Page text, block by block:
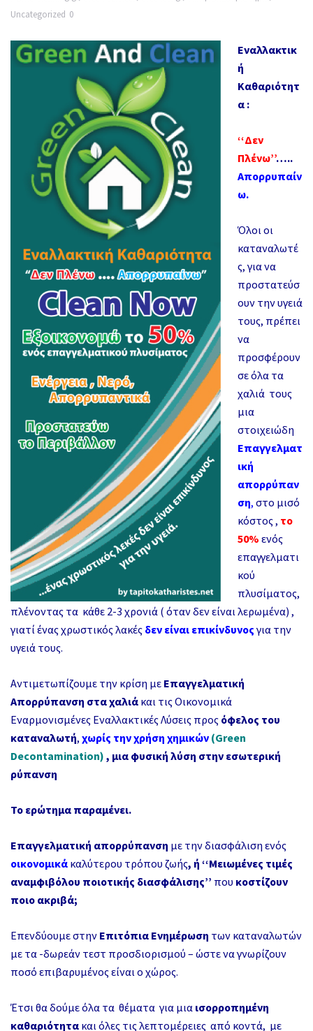
Uncategorized 0
Εναλλακτικ
ή
Καθαριότητ
α :
‘‘Δεν
Πλένω’’…..
Απορρυπαίν
ω.
Όλοι οι
καταναλωτέ
ς, για να
προστατεύσ
ουν την υγειά
τους, πρέπει
να
προσφέρουν
σε όλα τα
χαλιά τους
μια
στοιχειώδη
Επαγγελματ
ική
απορρύπαν
ση, στο μισό
κόστος , το
50% ενός
επαγγελματι
κού
πλυσίματος,
πλένοντας τα κάθε 2-3 χρονιά ( όταν δεν είναι λερωμένα) ,
γιατί ένας χρωστικός λακές δεν είναι επικίνδυνος για την
υγειά τους.
Αντιμετωπίζουμε την κρίση με Επαγγελματική
Απορρύπανση σταχαλιά και τις Οικονομικά
Εναρμονισμένες Εναλλακτικές Λύσεις προς όφελος του
καταναλωτή, χωρίς τηνχρήση χημικών (Green
Decontamination) , μια φυσική λύση στην εσωτερική
ρύπανση
Το ερώτημα παραμένει.
Επαγγελματική απορρύπανση με την διασφάλιση ενός
οικονομικά καλύτερου τρόπου ζωής, ή ‘‘Μειωμένες τιμές
αναμφιβόλου ποιοτικής διασφάλισης’’ που κοστίζουν
ποιο ακριβά;
Επενδύουμε στην Επιτόπια Ενημέρωση των καταναλωτών
με τα -δωρεάν τεστ προσδιορισμού – ώστε να γνωρίζουν
ποσό επιβαρυμένος είναι ο χώρος.
Έτσι θα δούμε όλα τα θέματα για μια ισορροπημένη
καθαριότητα και όλες τις λεπτομέρειες από κοντά, με